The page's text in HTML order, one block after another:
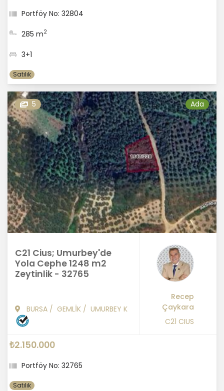
Portföy No: 32804
285 m2
3+1
Satılık
5 Ada
C21 Cius; Umurbey'de
Yola Cephe 1248 m2
Zeytinlik - 32765
BURSA / GEMLİK / UMURBEY K
Recep
Çaykara
C21 CIUS
₺2.150.000
Portföy No: 32765
Satılık